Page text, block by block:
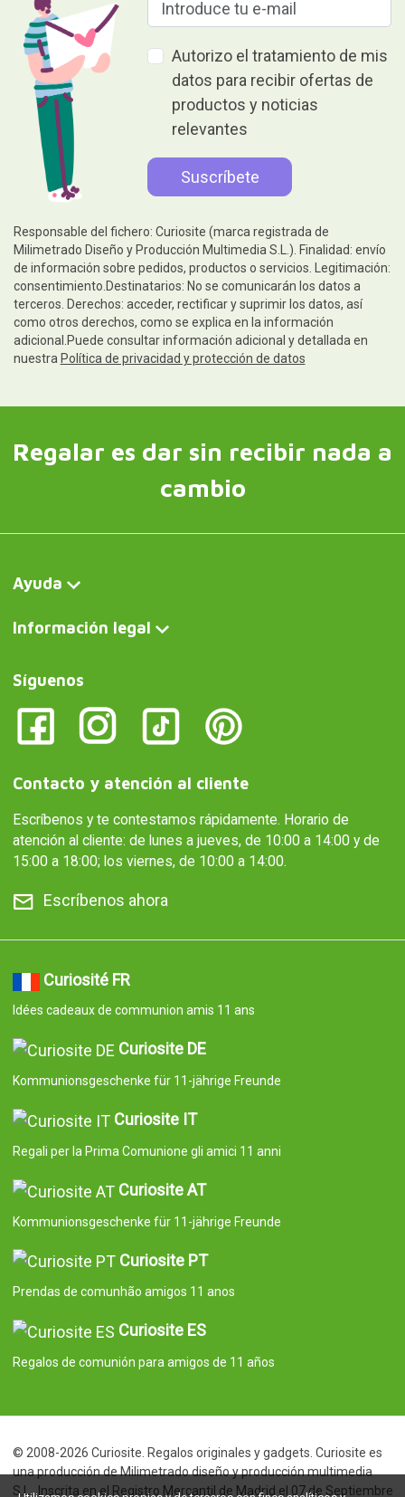
Autorizo el tratamiento de mis
datos para recibir ofertas de
productos y noticias
relevantes
Responsable del fichero: Curiosite (marca registrada de
Milimetrado Diseño y Producción Multimedia S.L.). Finalidad: envío
de información sobre pedidos, productos o servicios. Legitimación:
consentimiento.Destinatarios: No se comunicarán los datos a
terceros. Derechos: acceder, rectificar y suprimir los datos, así
como otros derechos, como se explica en la información
adicional.Puede consultar información adicional y detallada en
nuestra Política de privacidad y protección de datos
Regalar es dar sin recibir nada a
cambio
Ayuda
Información legal
Síguenos
Contacto y atención al cliente
Escríbenos y te contestamos rápidamente. Horario de
atención al cliente: de lunes a jueves, de 10:00 a 14:00 y de
15:00 a 18:00; los viernes, de 10:00 a 14:00.
Escríbenos ahora
Curiosité FR
Idées cadeaux de communion amis 11 ans
Curiosite DE
Kommunionsgeschenke für 11-jährige Freunde
Curiosite IT
Regali per la Prima Comunione gli amici 11 anni
Curiosite AT
Kommunionsgeschenke für 11-jährige Freunde
Curiosite PT
Prendas de comunhão amigos 11 anos
Curiosite ES
Regalos de comunión para amigos de 11 años
© 2008-2026 Curiosite. Regalos originales y gadgets. Curiosite es
una producción de Milimetrado diseño y producción multimedia
S.L.. Inscrita en el Registro Mercantil de Madrid el 07 de Septiembre